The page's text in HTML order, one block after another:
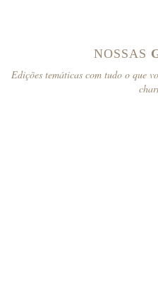
NOSSAS
Edições temáticas com tudo o que